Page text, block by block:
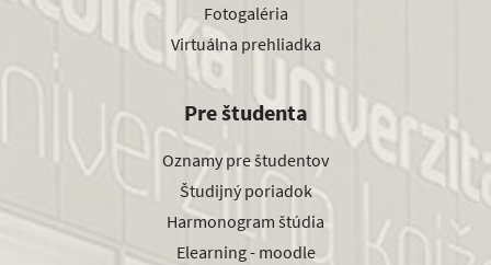
Fotogaléria
Virtuálna prehliadka
Pre študenta
Oznamy pre študentov
Študijný poriadok
Harmonogram štúdia
Elearning - moodle